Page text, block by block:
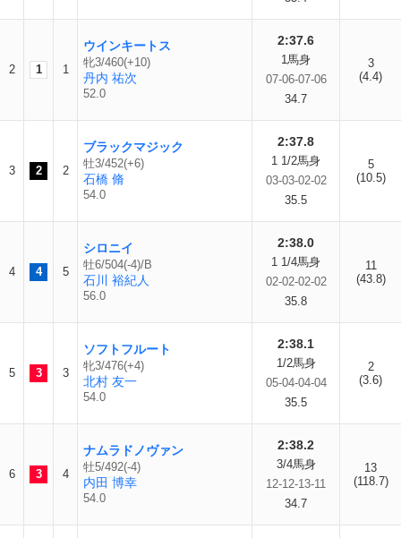
2 1 1
ウインキートス
牝3/460(+10)
丹内 祐次
52.0
2:37.6
1馬身
07-06-07-06
34.7
3
(4.4)
3 2 2
ブラックマジック
牡3/452(+6)
石橋 脩
54.0
2:37.8
1 1/2馬身
03-03-02-02
35.5
5
(10.5)
4 4 5
シロニイ
牡6/504(-4)/B
石川 裕紀人
56.0
2:38.0
1 1/4馬身
02-02-02-02
35.8
11
(43.8)
5 3 3
ソフトフルート
牝3/476(+4)
北村 友一
54.0
2:38.1
1/2馬身
05-04-04-04
35.5
2
(3.6)
6 3 4
ナムラドノヴァン
牡5/492(-4)
内田 博幸
54.0
2:38.2
3/4馬身
12-12-13-11
34.7
13
(118.7)